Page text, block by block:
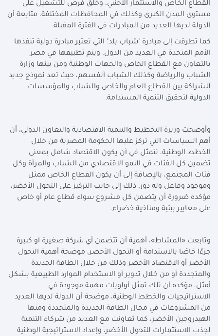
القطاع الخاص والاستثمار الأجنبي، وخلق فرص للتشغيل على
مستوى المدن الكبرى وكذلك في المحافظات المختلفة، متابعة أن
الدولة لديها العديد من المبادرات في الفترة المقبلة.
كما تطرقت إلى مبادرة "شباب بلد" التي تعتبر مبادرة دولية تنفذها
الأمم المتحدة في العديد من الدول، ويتم تطبيقها في مصر
بالتعاون مع القطاع الخاص والجهات الوطنية ومن بينها وزارة
الشباب والرياضة وكذلك الشباب أنفسهم، حيث تعد نموذج جديد
للشراكة بين القطاع العام والخاص والشباب والمؤسسات
الدولية لتحقيق التنمية المستدامة.
وأوضحت وزيرة التخطيط والتنمية الاقتصادية والتعاون الدولي، أن
أهم السياسات التي تركز عليها الحكومة المصرية من خلال
الخطط الوطنية، تتمثل في أن يكون الاقتصاد شامل بمعنى
تضمين كل الفئات في النمو الاقتصادي من الشباب والمرأة وكل
فئات المجتمع، بالإضافة إلى أن يكون القطاع الخاص ممثل
وموجود وفاعل وله دور، ذلك إلى جانب التركيز على التحول الأخضر،
مؤكده ضرورة أن يتضمن كل مشروع سواء قطاع عام أو خاص
على معايير بيئية ومناخية خضراء.
وتابعت «المشاط»، أهمية أن تتضمن أي شركة صغيرة او كبيرة
جزءًا خاصًا بالاستدامة أو التحول الأخضر، موضحة أهمية التحول
الأخضر أو الاقتصاد الأخضر وذلك من خلال الطاقة الجديدة
والمتجددة أو من خلال تدوير أو الاستخدام الموارد الطبيعية بشكل
أمثل، مؤكده أن تلك تمثل أولويات مهمة موجودة في
الاستراتيجيات والخطط الوطنية، موضحة أن الدولة لديها العديد
من المشروعات في مجال الطاقة الجديدة والمتجددة ومنها
الهيدروجين الأخضر، كما تعاونت مع العديد من شركاء التنمية
لجذب الاستثمارات للتحول الأخضر، وإعداد الاستراتيجية الوطنية